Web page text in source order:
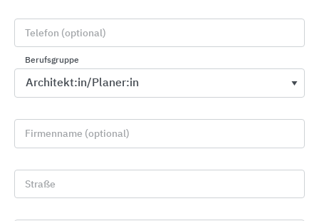
Telefon (optional)
Berufsgruppe
Firmenname (optional)
Straße